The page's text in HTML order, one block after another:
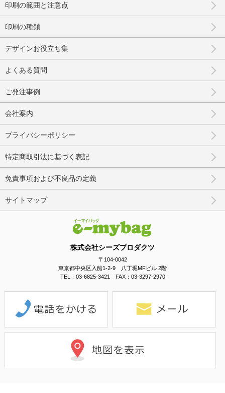
株式会社シーズプロダクツ
〒104-0042
東京都中央区入船1-2-9 八丁堀MFビル 2階
TEL：03-6825-3421 FAX：03-3297-2970
印刷の範囲と注意点
印刷の種類
デザインお役立ち集
よくある質問
ご発注事例
会社案内
プライバシーポリシー
特定商取引法に基づく表記
免責事項および不良品の定義
サイトマップ